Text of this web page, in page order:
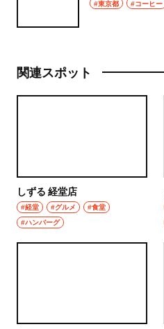
#東京都 #コーヒー
関連スポット
しずる 経堂店
#経堂 #グルメ
#食堂
#ハンバーグ